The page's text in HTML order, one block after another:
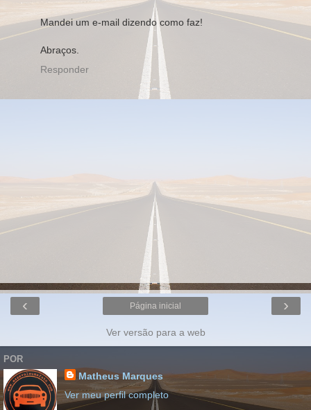
Mandei um e-mail dizendo como faz!
Abraços.
Responder
‹ ›
Página inicial
Ver versão para a web
POR
Matheus Marques
Ver meu perfil completo